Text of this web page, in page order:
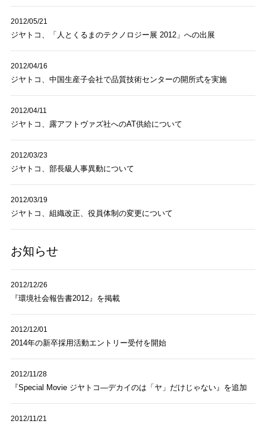
2012/05/21
ジヤトコ、「人とくるまのテクノロジー展 2012」への出展
2012/04/16
ジヤトコ、中国生産子会社で品質技術センターの開所式を実施
2012/04/11
ジヤトコ、露アフトヴァズ社へのAT供給について
2012/03/23
ジヤトコ、部長級人事異動について
2012/03/19
ジヤトコ、組織改正、役員体制の変更について
お知らせ
2012/12/26
『環境社会報告書2012』を掲載
2012/12/01
2014年の新卒採用活動エントリー受付を開始
2012/11/28
『Special Movie ジヤトコ―デカイのは「ヤ」だけじゃない』を追加
2012/11/21